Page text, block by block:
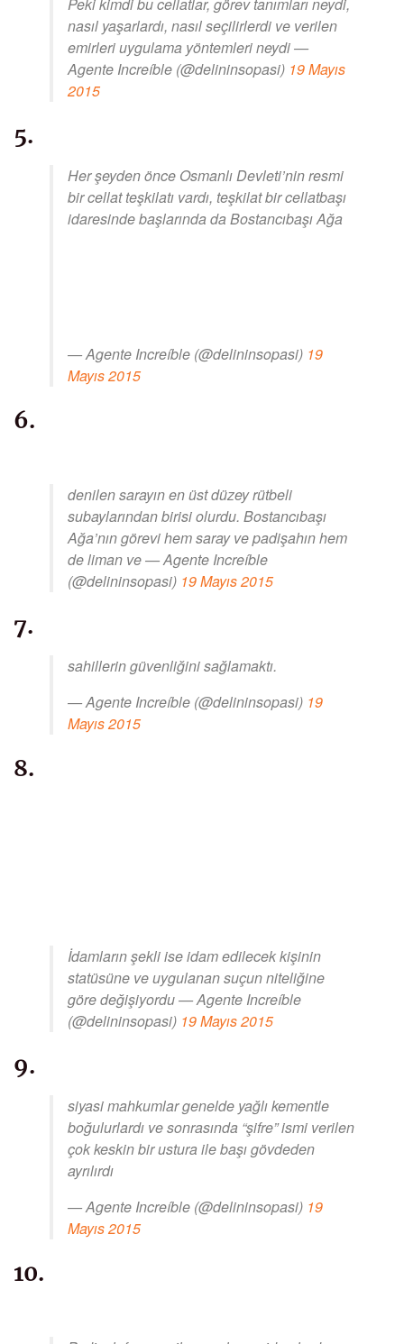
Peki kimdi bu cellatlar, görev tanımları neydi,
nasıl yaşarlardı, nasıl seçilirlerdi ve verilen
emirleri uygulama yöntemleri neydi —
Agente Increíble (@delininsopasi) 19 Mayıs
2015
5.
Her şeyden önce Osmanlı Devleti’nin resmi
bir cellat teşkilatı vardı, teşkilat bir cellatbaşı
idaresinde başlarında da Bostancıbaşı Ağa
— Agente Increíble (@delininsopasi) 19
Mayıs 2015
6.
denilen sarayın en üst düzey rütbeli
subaylarından birisi olurdu. Bostancıbaşı
Ağa’nın görevi hem saray ve padişahın hem
de liman ve — Agente Increíble
(@delininsopasi) 19 Mayıs 2015
7.
sahillerin güvenliğini sağlamaktı.
— Agente Increíble (@delininsopasi) 19
Mayıs 2015
8.
İdamların şekli ise idam edilecek kişinin
statüsüne ve uygulanan suçun niteliğine
göre değişiyordu — Agente Increíble
(@delininsopasi) 19 Mayıs 2015
9.
siyasi mahkumlar genelde yağlı kementle
boğulurlardı ve sonrasında “şifre” ismi verilen
çok keskin bir ustura ile başı gövdeden
ayrılırdı
— Agente Increíble (@delininsopasi) 19
Mayıs 2015
10.